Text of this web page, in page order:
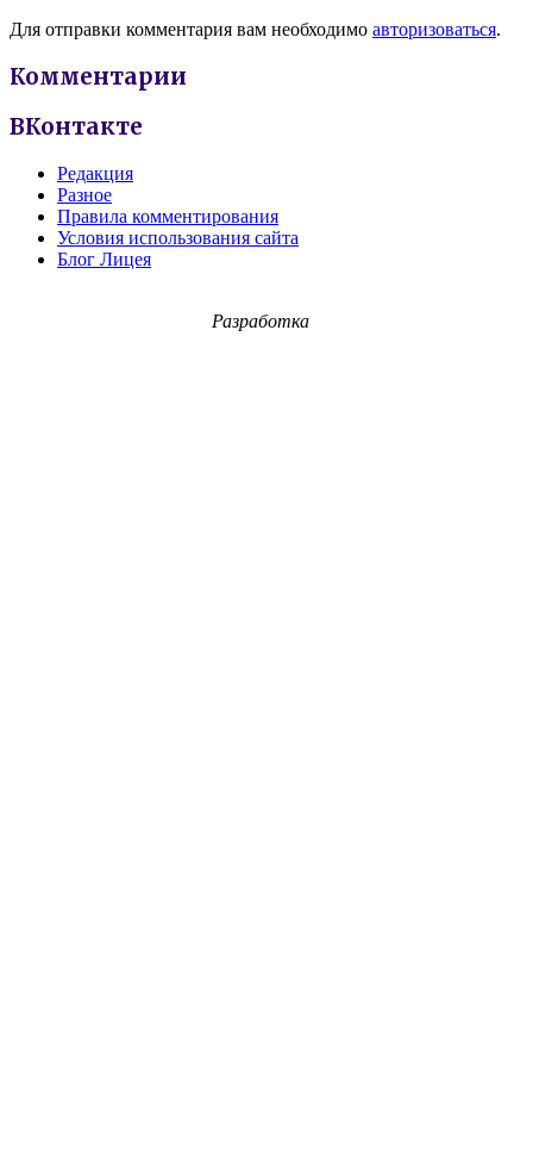
Для отправки комментария вам необходимо авторизоваться.
Комментарии
ВКонтакте
Редакция
Разное
Правила комментирования
Условия использования сайта
Блог Лицея
Разработка